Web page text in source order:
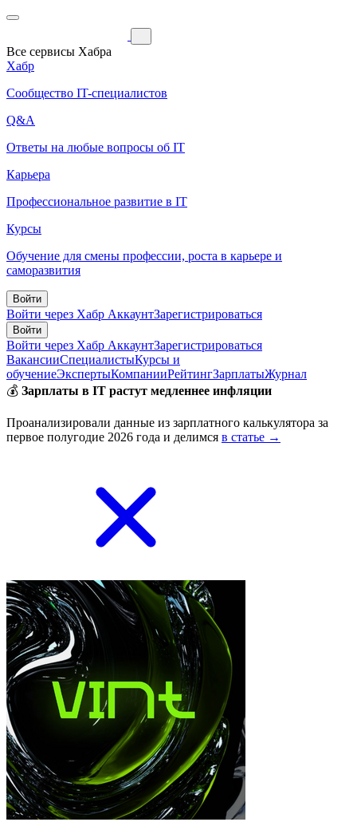
Все сервисы Хабра
Хабр
Сообщество IT-специалистов
Q&A
Ответы на любые вопросы об IT
Карьера
Профессиональное развитие в IT
Курсы
Обучение для смены профессии, роста в карьере и
саморазвития
Войти
Войти через Хабр АккаунтЗарегистрироваться
Войти
Войти через Хабр АккаунтЗарегистрироваться
ВакансииСпециалистыКурсы и
обучениеЭкспертыКомпанииРейтингЗарплатыЖурнал
💰 Зарплаты в IT растут медленнее инфляции
Проанализировали данные из зарплатного калькулятора за
первое полугодие 2026 года и делимся в статье →